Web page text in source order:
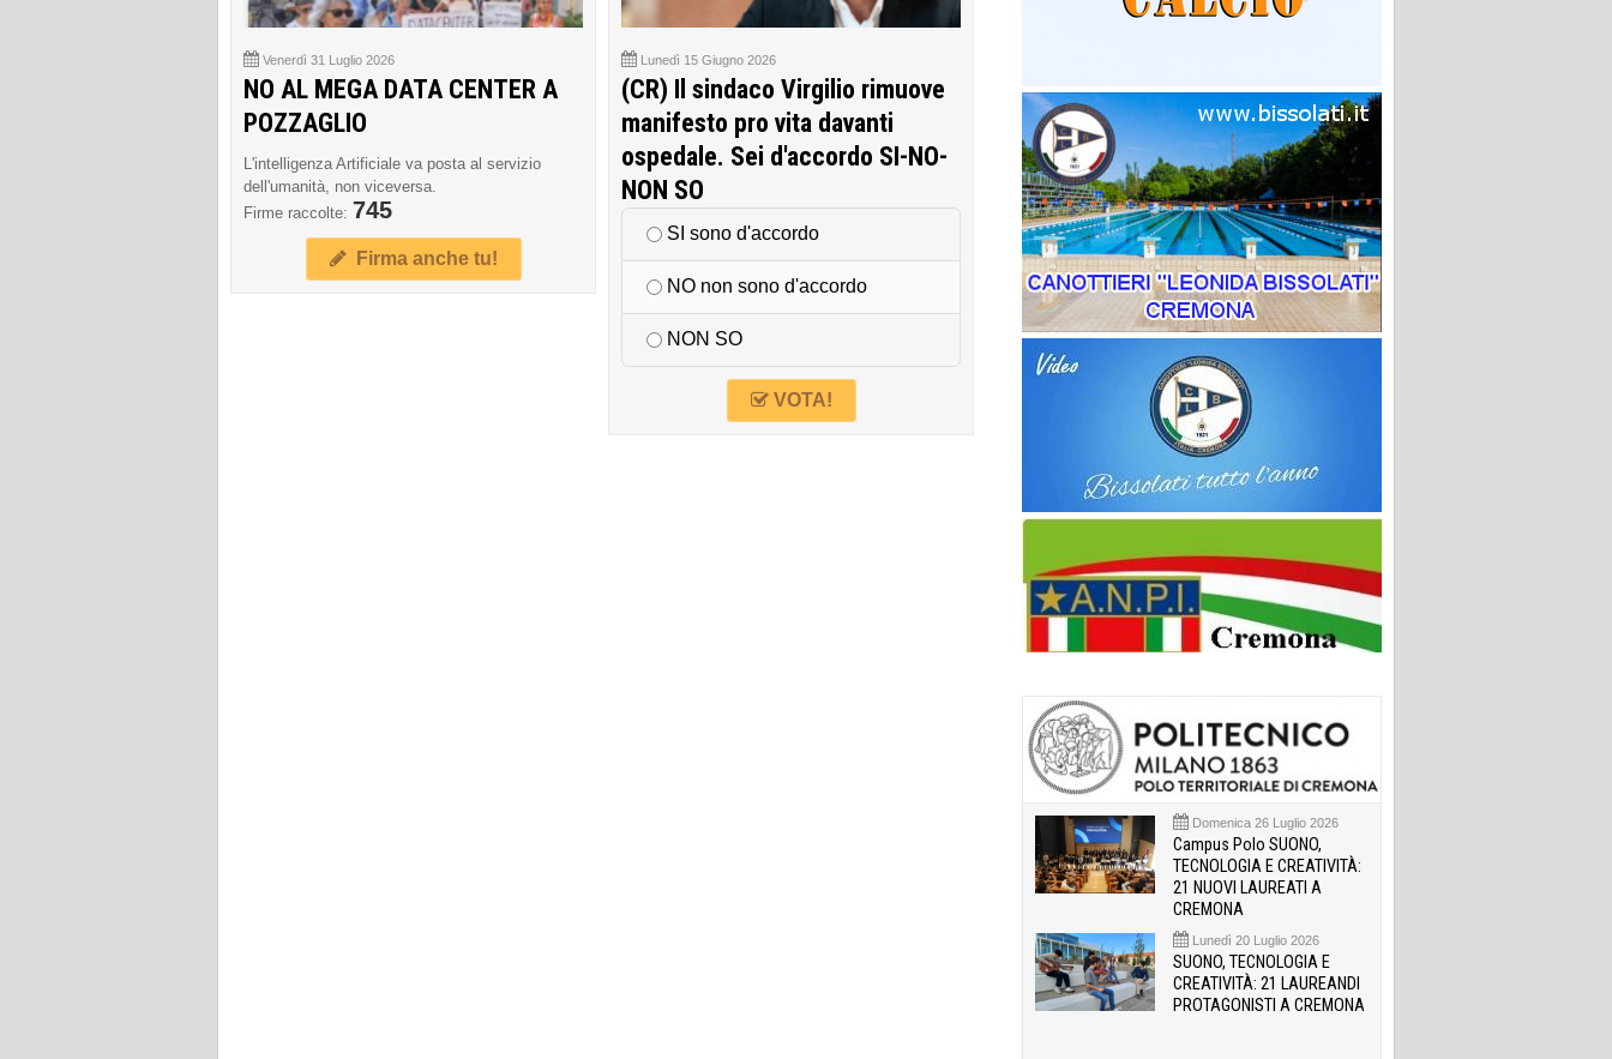
Venerdì 31 Luglio 2026
NO AL MEGA DATA CENTER A
POZZAGLIO
L'intelligenza Artificiale va posta al servizio
dell'umanità, non viceversa.
Firme raccolte: 745
Firma anche tu!
Lunedì 15 Giugno 2026
(CR) Il sindaco Virgilio rimuove
manifesto pro vita davanti
ospedale. Sei d'accordo SI-NO-
NON SO
SI sono d'accordo
NO non sono d'accordo
NON SO
VOTA!
Domenica 26 Luglio 2026
Campus Polo SUONO,
TECNOLOGIA E CREATIVITÀ:
21 NUOVI LAUREATI A
CREMONA
Lunedì 20 Luglio 2026
SUONO, TECNOLOGIA E
CREATIVITÀ: 21 LAUREANDI
PROTAGONISTI A CREMONA